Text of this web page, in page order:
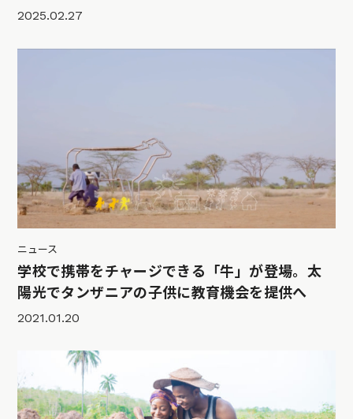
2025.02.27
ニュース
学校で携帯をチャージできる「牛」が登場。太
陽光でタンザニアの子供に教育機会を提供へ
2021.01.20